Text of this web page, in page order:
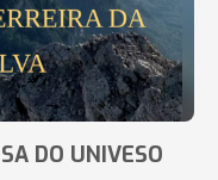
DO UNIVESO